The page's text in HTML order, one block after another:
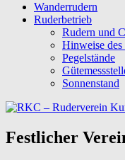
Wanderrudern
Ruderbetrieb
Rudern und
Hinweise des
Pegelstände
Sonnenstand
Festlicher